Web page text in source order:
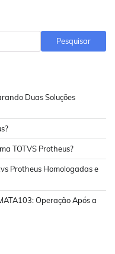
Pesquisar
Duas Soluções
TOTVS Protheus?
Protheus Homologadas e
Operação Após a